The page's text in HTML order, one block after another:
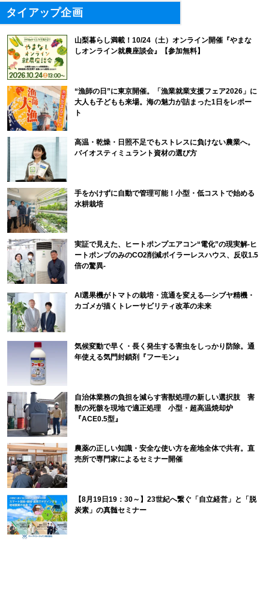
タイアップ企画
山梨暮らし満載！10/24（土）オンライン開催『やまな
しオンライン就農座談会』【参加無料】
“漁師の日”に東京開催。「漁業就業支援フェア2026」に
大人も子どもも来場。海の魅力が詰まった1日をレポー
ト
高温・乾燥・日照不足でもストレスに負けない農業へ。
バイオスティミュラント資材の選び方
手をかけずに自動で管理可能！小型・低コストで始める
水耕栽培
実証で見えた、ヒートポンプエアコン“電化”の現実解-ヒ
ートポンプのみのCO2削減ボイラーレスハウス、反収1.5
倍の驚異-
AI選果機がトマトの栽培・流通を変える―シブヤ精機・
カゴメが描くトレーサビリティ改革の未来
気候変動で早く・長く発生する害虫をしっかり防除。通
年使える気門封鎖剤『フーモン』
自治体業務の負担を減らす害獣処理の新しい選択肢 害
獣の死骸を現地で適正処理 小型・超高温焼却炉
『ACE0.5型』
農薬の正しい知識・安全な使い方を産地全体で共有。直
売所で専門家によるセミナー開催
【8月19日19：30～】23世紀へ繋ぐ「自立経営」と「脱
炭素」の真髄セミナー